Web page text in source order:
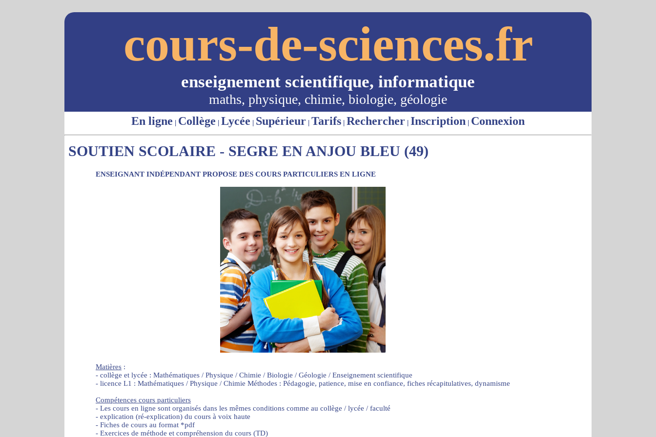
cours-de-sciences.fr
enseignement scientifique, informatique
maths, physique, chimie, biologie, géologie
En ligne | Collège | Lycée | Supérieur | Tarifs | Rechercher | Inscription | Connexion
SOUTIEN SCOLAIRE - SEGRE EN ANJOU BLEU (49)
ENSEIGNANT INDÉPENDANT PROPOSE DES COURS PARTICULIERS EN LIGNE
Matières :
- collège et lycée : Mathématiques / Physique / Chimie / Biologie / Géologie / Enseignement scientifique
- licence L1 : Mathématiques / Physique / Chimie Méthodes : Pédagogie, patience, mise en confiance, fiches récapitulatives, dynamisme
Compétences cours particuliers
- Les cours en ligne sont organisés dans les mêmes conditions comme au collège / lycée / faculté
- explication (ré-explication) du cours à voix haute
- Fiches de cours au format *pdf
- Exercices de méthode et compréhension du cours (TD)